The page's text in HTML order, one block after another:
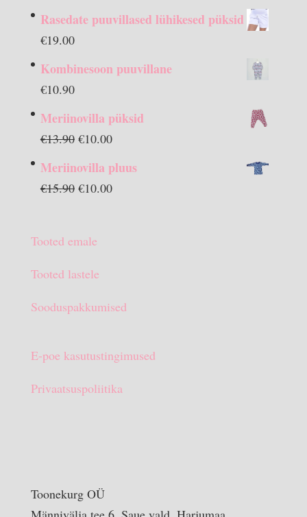
Rasedate puuvillased lühikesed püksid
€19.00
Kombinesoon puuvillane
€10.90
Meriinovilla püksid
€13.90 Algne
€10.00Praegune
on:
Meriinovilla pluus
€15.90 Algne
€15.90.
€10.00Praegune
Tooted emale
Tooted lastele
Sooduspakkumised
E-poe kasutustingimused
Privaatsuspoliitika
Toonekurg OÜ